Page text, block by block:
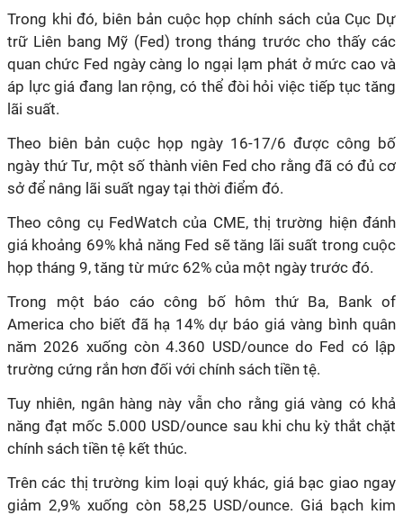
Trong khi đó, biên bản cuộc họp chính sách của Cục Dự
trữ Liên bang Mỹ (Fed) trong tháng trước cho thấy các
quan chức Fed ngày càng lo ngại lạm phát ở mức cao và
áp lực giá đang lan rộng, có thể đòi hỏi việc tiếp tục tăng
lãi suất.
Theo biên bản cuộc họp ngày 16-17/6 được công bố
ngày thứ Tư, một số thành viên Fed cho rằng đã có đủ cơ
sở để nâng lãi suất ngay tại thời điểm đó.
Theo công cụ FedWatch của CME, thị trường hiện đánh
giá khoảng 69% khả năng Fed sẽ tăng lãi suất trong cuộc
họp tháng 9, tăng từ mức 62% của một ngày trước đó.
Trong một báo cáo công bố hôm thứ Ba, Bank of
America cho biết đã hạ 14% dự báo giá vàng bình quân
năm 2026 xuống còn 4.360 USD/ounce do Fed có lập
trường cứng rắn hơn đối với chính sách tiền tệ.
Tuy nhiên, ngân hàng này vẫn cho rằng giá vàng có khả
năng đạt mốc 5.000 USD/ounce sau khi chu kỳ thắt chặt
chính sách tiền tệ kết thúc.
Trên các thị trường kim loại quý khác, giá bạc giao ngay
giảm 2,9% xuống còn 58,25 USD/ounce. Giá bạch kim